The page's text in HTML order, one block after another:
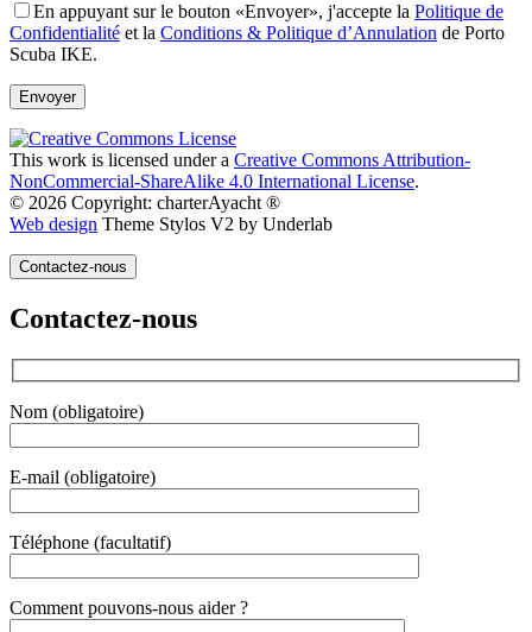
En appuyant sur le bouton «Envoyer», j'accepte la Politique de
Confidentialité et la Conditions & Politique d’Annulation de Porto
Scuba IKE.
This work is licensed under a Creative Commons Attribution-
NonCommercial-ShareAlike 4.0 International License.
© 2026 Copyright: charterAyacht ®
Web design Theme Stylos V2 by Underlab
Contactez-nous
Contactez-nous
Nom (obligatoire)
E-mail (obligatoire)
Téléphone (facultatif)
Gender
Comment pouvons-nous aider ?